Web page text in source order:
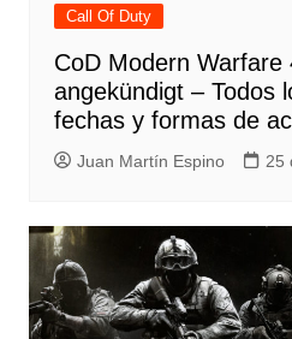
Call Of Duty
CoD Modern Warfare
angekündigt – Todos
fechas y formas de
Juan Martín Espino 25